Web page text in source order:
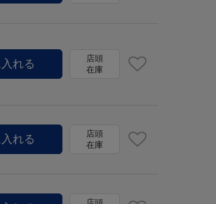
店頭
在庫
店頭
在庫